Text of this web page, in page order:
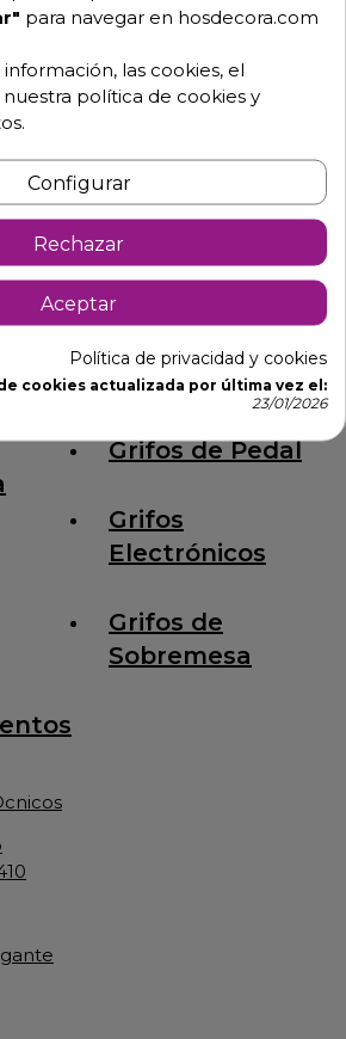
agua después de cada
férricos, derivados de hierro ni
húmedos sobre el artículo.
en fusión sobre su artículo de
atacar su artículo en función
salina.
Grifos de
Ducha
Grifos de Pedal
Grifos
Electrónicos
Grifos de
Sobremesa
para navegar en hosdecora.com
las cookies, el
política de cookies y
Configurar
Rechazar
Aceptar
Política de privacidad y cookies
cookies actualizada por última vez el:
23/01/2026